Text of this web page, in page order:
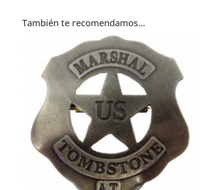
También te recomendamos…